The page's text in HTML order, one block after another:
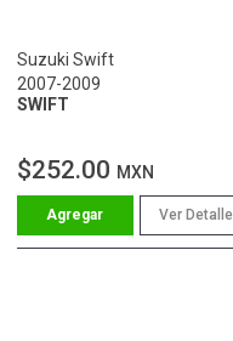
Suzuki Swift
2007-2009
SWIFT
$252.00 MXN
Ver